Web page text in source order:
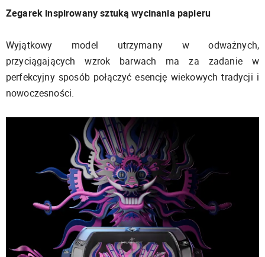
Zegarek inspirowany sztuką wycinania papieru
Wyjątkowy model utrzymany w odważnych,
przyciągających wzrok barwach ma za zadanie w
perfekcyjny sposób połączyć esencję wiekowych tradycji i
nowoczesności.